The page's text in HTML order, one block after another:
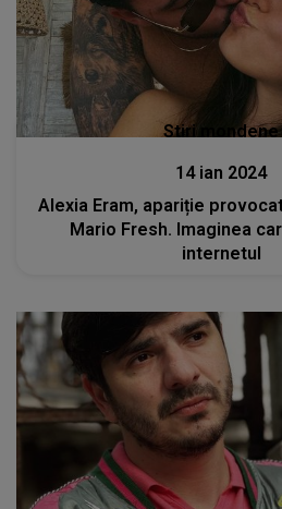
Stiri mondene
14 ian 2024
Alexia Eram, apariție
Mario Fresh. Imaginea
internetul